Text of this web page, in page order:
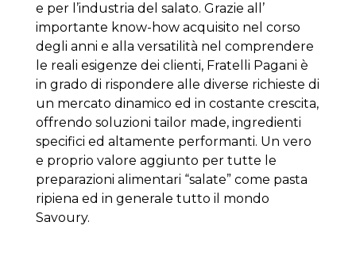
e per l’industria del salato. Grazie all’
importante know-how acquisito nel corso
degli anni e alla versatilità nel comprendere
le reali esigenze dei clienti, Fratelli Pagani è
in grado di rispondere alle diverse richieste di
un mercato dinamico ed in costante crescita,
offrendo soluzioni tailor made, ingredienti
specifici ed altamente performanti. Un vero
e proprio valore aggiunto per tutte le
preparazioni alimentari “salate” come pasta
ripiena ed in generale tutto il mondo
Savoury.